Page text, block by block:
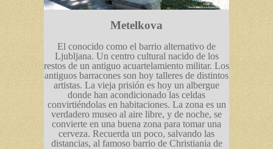
Metelkova
El conocido como el barrio alternativo de
Ljubljana. Un centro cultural nacido de los
restos de un antiguo acuartelamiento militar. Los
antiguos barracones son hoy talleres de distintos
artistas. La vieja prisión es hoy un albergue
donde han acondicionado las celdas
convirtiéndolas en habitaciones. La zona es un
verdadero museo al aire libre, y de noche, se
convierte en una buena zona para tomar una
cerveza. Recuerda un poco, salvando las
distancias, al famoso barrio de Christiania de